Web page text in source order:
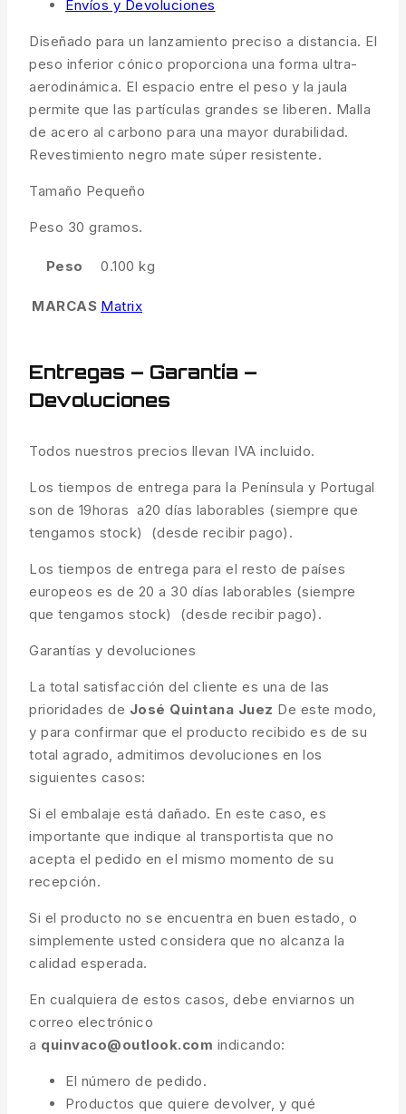
Envíos y Devoluciones
Diseñado para un lanzamiento preciso a distancia. El
peso inferior cónico proporciona una forma ultra-
aerodinámica. El espacio entre el peso y la jaula
permite que las partículas grandes se liberen. Malla
de acero al carbono para una mayor durabilidad.
Revestimiento negro mate súper resistente.
Tamaño Pequeño
Peso 30 gramos.
Peso 0.100 kg
MARCAS Matrix
Entregas – Garantía –
Devoluciones
Todos nuestros precios llevan IVA incluido.
Los tiempos de entrega para la Península y Portugal
son de 19horas a20 días laborables (siempre que
tengamos stock) (desde recibir pago).
Los tiempos de entrega para el resto de países
europeos es de 20 a 30 días laborables (siempre
que tengamos stock) (desde recibir pago).
Garantías y devoluciones
La total satisfacción del cliente es una de las
prioridades de José Quintana Juez De este modo,
y para confirmar que el producto recibido es de su
total agrado, admitimos devoluciones en los
siguientes casos:
Si el embalaje está dañado. En este caso, es
importante que indique al transportista que no
acepta el pedido en el mismo momento de su
recepción.
Si el producto no se encuentra en buen estado, o
simplemente usted considera que no alcanza la
calidad esperada.
En cualquiera de estos casos, debe enviarnos un
correo electrónico
a quinvaco@outlook.com indicando:
El número de pedido.
Productos que quiere devolver, y qué